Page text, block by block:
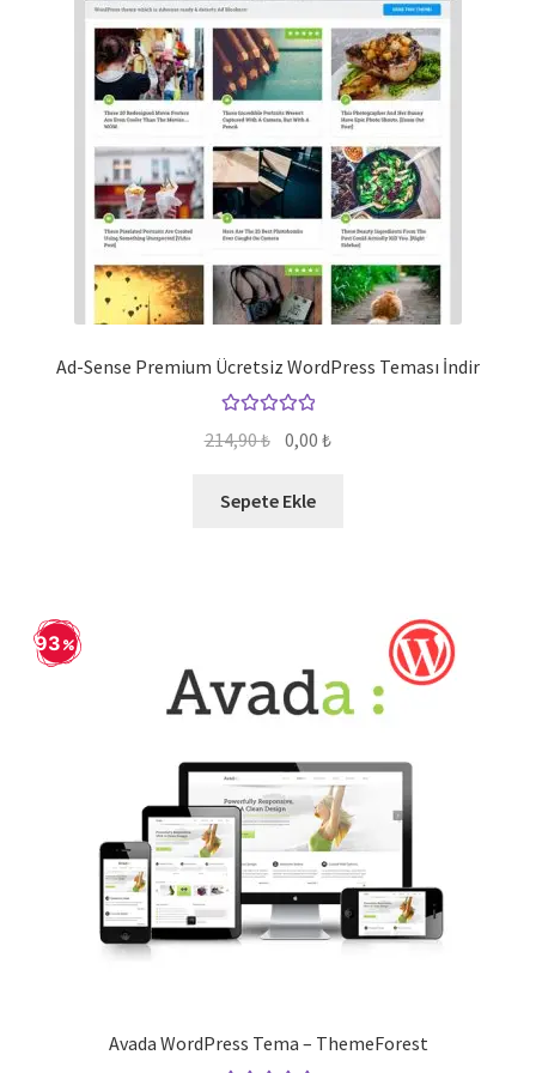
Ad-Sense Premium Ücretsiz WordPress Teması İndir
5.00
oy aldı
214,90₺ Orijinal
214,90 ₺.
0,00₺Şu
Sepete Ekle
Avada WordPress Tema – ThemeForest
93